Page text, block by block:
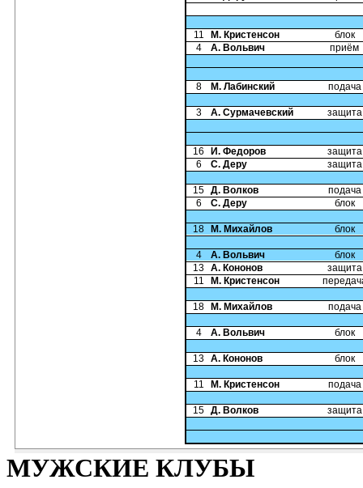
11 М. Кристенсон
блок
4
А. Вольвич приём
8 М. Лабинский подача
3 А. Сурмачевский защита
16 И. Федоров
защита
6
С. Деру защита
15 Д. Волков
подача
6
С. Деру блок
18 М. Михайлов блок
4 А. Вольвич
блок
13 А. Кононов
защита
11
М. Кристенсон
18 М. Михайлов подача
4 А. Вольвич блок
13 А. Кононов блок
11 М. Кристенсон подача
15 Д. Волков защита
МУЖСКИЕ КЛУБЫ